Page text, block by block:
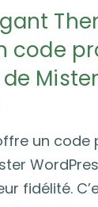
code
Mister
un code
fidélité.